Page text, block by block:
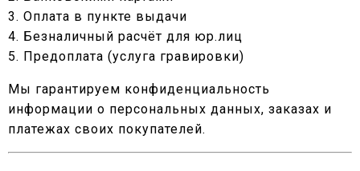
3. Оплата в пункте выдачи
4. Безналичный расчёт для юр.лиц
5. Предоплата (услуга гравировки)
Мы гарантируем конфиденциальность
информации о персональных данных, заказах и
платежах своих покупателей.